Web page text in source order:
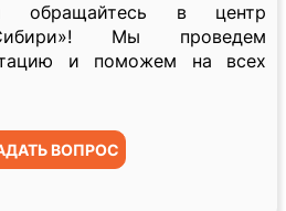
обращайтесь в центр
Мы проведем
и поможем на всех
ВОПРОС